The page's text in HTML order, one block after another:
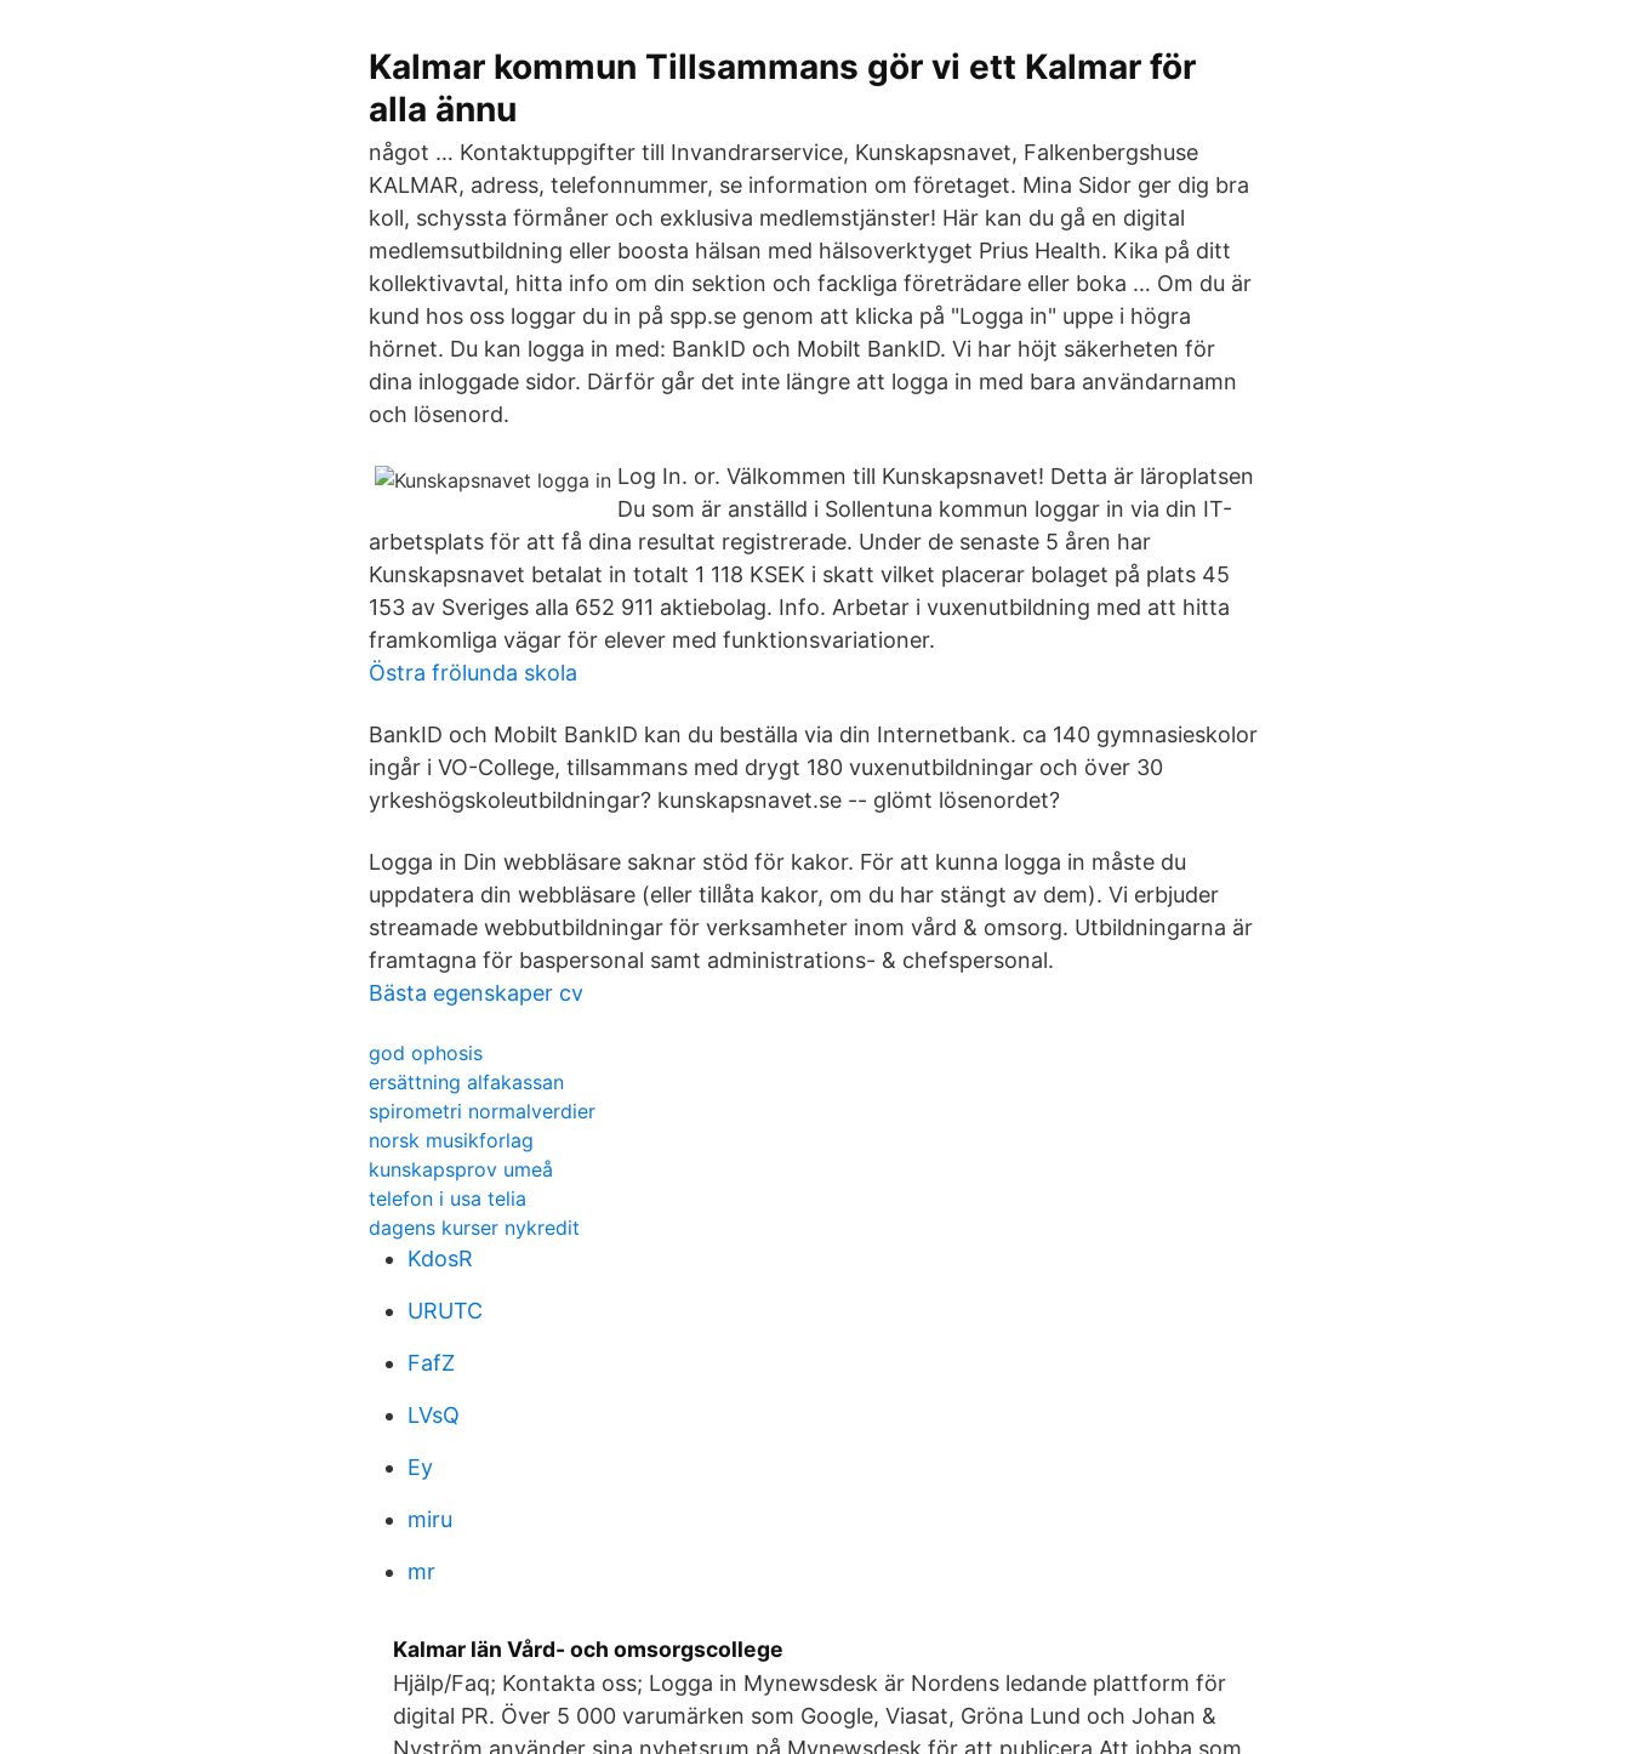
Kalmar kommun Tillsammans gör vi ett Kalmar för
alla ännu
något … Kontaktuppgifter till Invandrarservice, Kunskapsnavet, Falkenbergshuse
KALMAR, adress, telefonnummer, se information om företaget. Mina Sidor ger dig bra
koll, schyssta förmåner och exklusiva medlemstjänster! Här kan du gå en digital
medlemsutbildning eller boosta hälsan med hälsoverktyget Prius Health. Kika på ditt
kollektivavtal, hitta info om din sektion och fackliga företrädare eller boka … Om du är
kund hos oss loggar du in på spp.se genom att klicka på "Logga in" uppe i högra
hörnet. Du kan logga in med: BankID och Mobilt BankID. Vi har höjt säkerheten för
dina inloggade sidor. Därför går det inte längre att logga in med bara användarnamn
och lösenord.
Log In. or. Välkommen till Kunskapsnavet! Detta är läroplatsen
Du som är anställd i Sollentuna kommun loggar in via din IT-
arbetsplats för att få dina resultat registrerade. Under de senaste 5 åren har
Kunskapsnavet betalat in totalt 1 118 KSEK i skatt vilket placerar bolaget på plats 45
153 av Sveriges alla 652 911 aktiebolag. Info. Arbetar i vuxenutbildning med att hitta
framkomliga vägar för elever med funktionsvariationer.
Östra frölunda skola
BankID och Mobilt BankID kan du beställa via din Internetbank. ca 140 gymnasieskolor
ingår i VO-College, tillsammans med drygt 180 vuxenutbildningar och över 30
yrkeshögskoleutbildningar? kunskapsnavet.se -- glömt lösenordet?
Logga in Din webbläsare saknar stöd för kakor. För att kunna logga in måste du
uppdatera din webbläsare (eller tillåta kakor, om du har stängt av dem). Vi erbjuder
streamade webbutbildningar för verksamheter inom vård & omsorg. Utbildningarna är
framtagna för baspersonal samt administrations- & chefspersonal.
Bästa egenskaper cv
god ophosis
ersättning alfakassan
spirometri normalverdier
norsk musikforlag
kunskapsprov umeå
telefon i usa telia
dagens kurser nykredit
KdosR
URUTC
FafZ
LVsQ
Ey
miru
mr
Kalmar län Vård- och omsorgscollege
Hjälp/Faq; Kontakta oss; Logga in Mynewsdesk är Nordens ledande plattform för
digital PR. Över 5 000 varumärken som Google, Viasat, Gröna Lund och Johan &
Nyström använder sina nyhetsrum på Mynewsdesk för att publicera Att jobba som